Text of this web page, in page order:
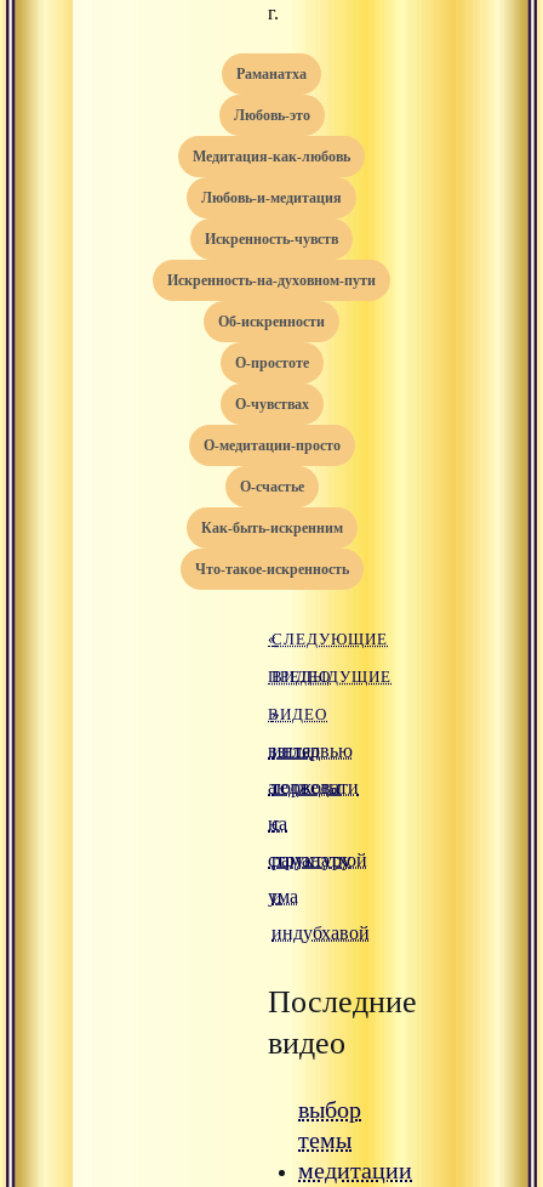
г.
раманатха
любовь-это
медитация-как-любовь
любовь-и-медитация
искренность-чувств
искренность-на-духовном-пути
об-искренности
о-простоте
о-чувствах
о-медитации-просто
о-счастье
как-быть-искренним
что-такое-искренность
«
ПРЕДЫДУЩИЕ
ВИДЕО
взгляд
аюрведы
на
структуру
ума
СЛЕДУЮЩИЕ
ВИДЕО
»
интервью
теджовати
с
раманатхой
и
индубхавой
Последние
видео
выбор
темы
медитации